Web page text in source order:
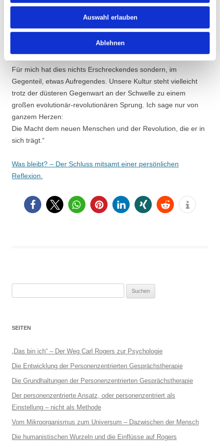
Auswahl erlauben
Ablehnen
Kreativität jeder Art – beim Denken und Forschen, in den
sozialen Beziehungen, in der Kunst, Architektur, Stadt-
und Regionalplanung, Wissenschaft.
Für mich hat dies nichts Erschreckendes sondern, im
Gegenteil, etwas Aufregendes. Unsere Kul­tur steht vielleicht
trotz der düsteren Gegenwart an der Schwelle zu ei­nem
großen evo­lutionär-revolutionären Sprung. Ich sage nur von
ganzem Herzen:
Die Macht dem neuen Menschen und der Revolution, die er in
sich trägt.“
Was bleibt? – Der Schluss mitsamt einer persönlichen
Reflexion.
5
SEITEN
„Das bin ich“ – Der Weg Carl Rogers zur Psychologie
Die Entwicklung der Personenzentrierten Gesprächstherapie
Die Grundhaltungen der Personenzentrierten Gesprächsthe­rapie
Der personenzentrierte Ansatz, oder personenzen­triert als
Einstellung – nicht als Methode
Vom Mikroorganismus zum Universum – Dazwischen der Mensch
Die humanistischen Wurzeln und die Einflüsse auf Rogers